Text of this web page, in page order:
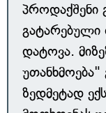
პროდაქშენი
გატარებული
დატოვა.
ზედმეტად